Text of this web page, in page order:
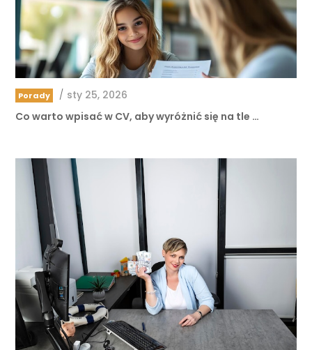
Porady / sty 25, 2026
Co warto wpisać w CV, aby wyróżnić się na tle …